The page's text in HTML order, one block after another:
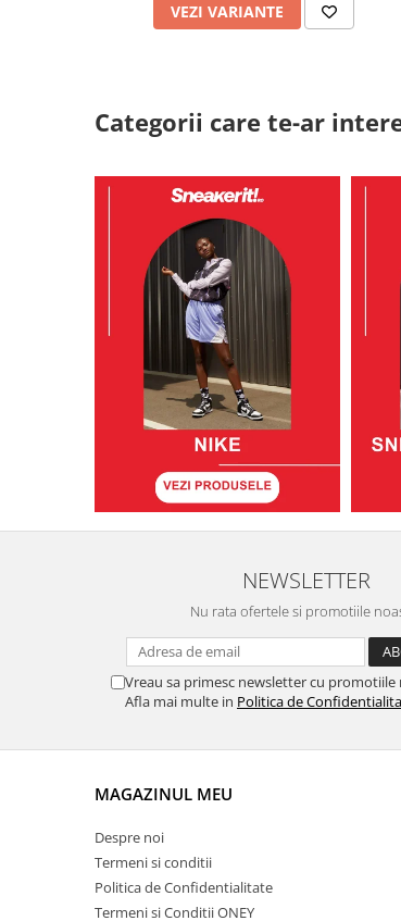
VEZI VARIANTE
Categorii care te-ar
NEWSLETTER
Nu rata ofertele si promotiile
Vreau sa primesc newsletter cu promotiile
Afla mai multe in Politica de
MAGAZINUL MEU
Despre noi
Termeni si conditii
Politica de Confidentialitate
Termeni si Conditii ONEY